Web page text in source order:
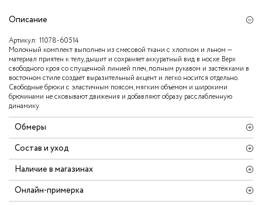
Описание
Артикул: 11078-60514
Молочный комплект выполнен из смесовой ткани с хлопком и льном —
материал приятен к телу, дышит и сохраняет аккуратный вид в носке. Верх
свободного кроя со спущенной линией плеч, полным рукавом и застёжками в
восточном стиле создаёт выразительный акцент и легко носится отдельно.
Свободные брюки с эластичным поясом, мягким объёмом и широкими
брючинами не сковывают движения и добавляют образу расслабленную
динамику.
Обмеры
Состав и уход
Наличие в магазинах
Онлайн-примерка